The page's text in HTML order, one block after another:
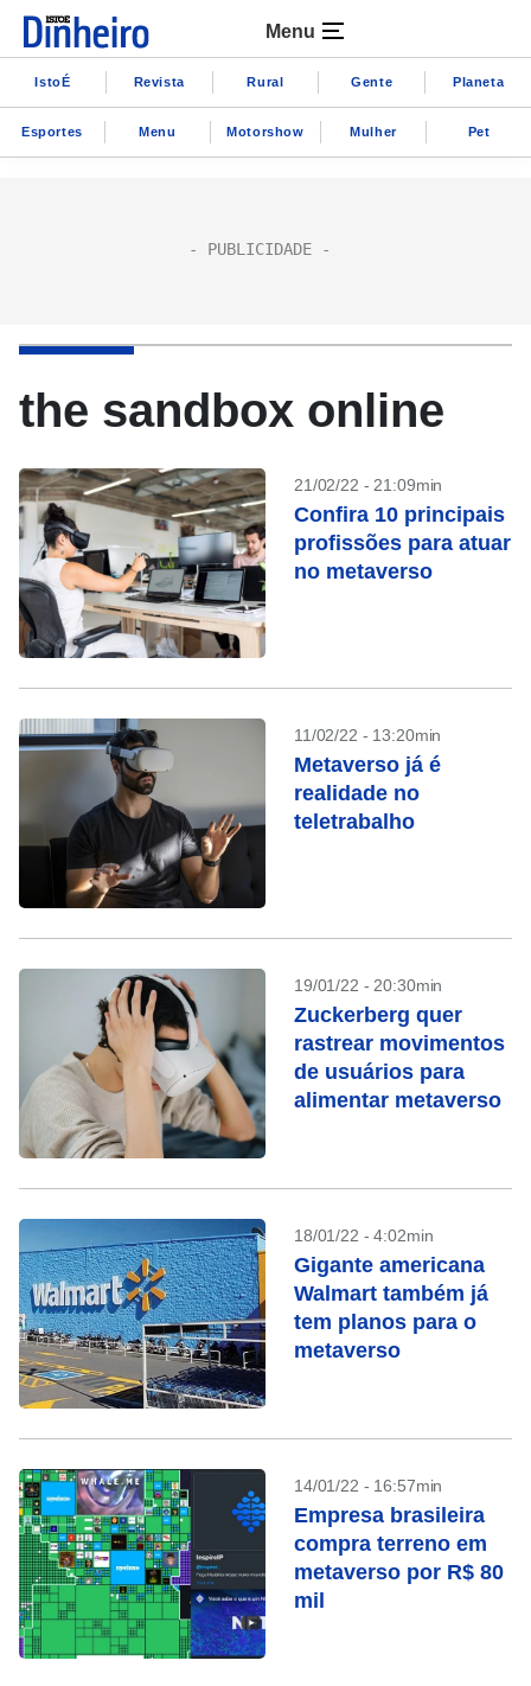
Menu
IstoÉ Revista Rural Gente Planeta
Esportes Menu Motorshow Mulher Pet
the sandbox online
21/02/22 - 21:09min
Confira 10 principais
profissões para atuar
no metaverso
11/02/22 - 13:20min
Metaverso já é
realidade no
teletrabalho
19/01/22 - 20:30min
Zuckerberg quer
rastrear movimentos
de usuários para
alimentar metaverso
18/01/22 - 4:02min
Gigante americana
Walmart também já
tem planos para o
metaverso
14/01/22 - 16:57min
Empresa brasileira
compra terreno em
metaverso por R$ 80
mil